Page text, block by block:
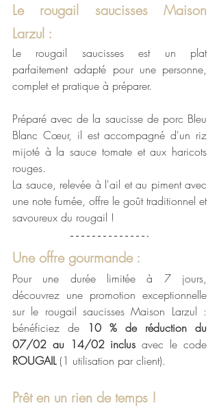
Le rougail saucisses Maison
Larzul :
Le rougail saucisses est un plat
parfaitement adapté pour une personne,
complet et pratique à préparer.
Préparé avec de la saucisse de porc Bleu
Blanc Cœur, il est accompagné d'un riz
mijoté à la sauce tomate et aux haricots
rouges.
La sauce, relevée à l'ail et au piment avec
une note fumée, offre le goût traditionnel et
savoureux du rougail !
Une offre gourmande :
Pour une durée limitée à 7 jours,
découvrez une promotion exceptionnelle
sur le rougail saucisses Maison Larzul :
bénéficiez de
10 % de réduction du
07/02 au 14/02 inclus
ROUGAIL (1 utilisation par client).
Prêt en un rien de temps !